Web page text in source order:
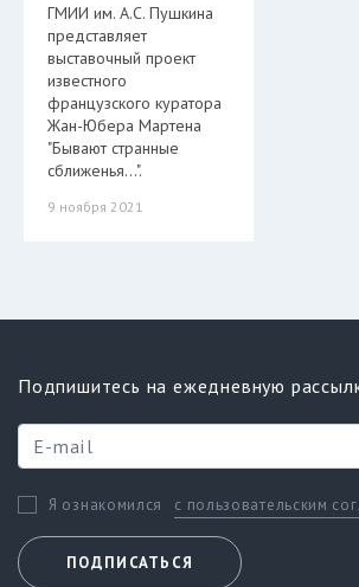
ГМИИ им. А.С. Пушкина
представляет
выставочный проект
известного
французского куратора
Жан-Юбера Мартена
"Бывают странные
сближенья…".
9 ноября 2021
Подпишитесь на ежедневную
Я ознакомился с пользовательским
ПОДПИСАТЬСЯ